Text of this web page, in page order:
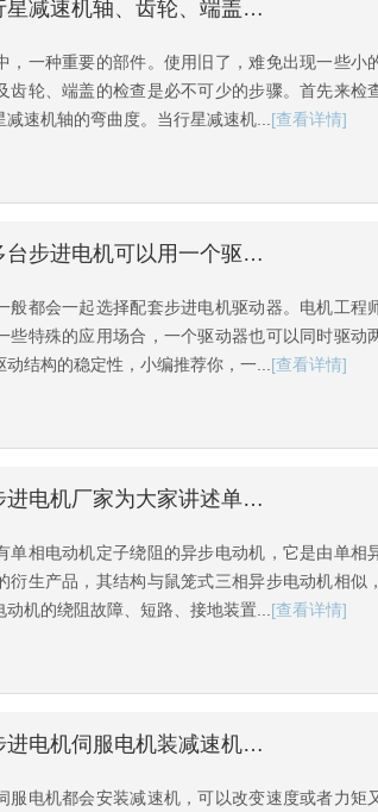
[步进电机驱动器]行星减速机轴、齿轮、端盖及油封的检测和维护知识
，一种重要的部件。使用旧了，难免出现一些小
齿轮、端盖的检查是必不可少的步骤。首先来检
速机轴的弯曲度。当行星减速机... [查看详情]
[数字伺服驱动器]多台步进电机可以用一个驱动器控制吗？
般都会一起选择配套步进电机驱动器。电机工程
些特殊的应用场合，一个驱动器也可以同时驱动
结构的稳定性，小编推荐你，一... [查看详情]
[深圳伺服驱动器]步进电机厂家为大家讲述单相异步电机与三相异步电机的区别
单相电动机定子绕阻的异步电动机，它是由单相
衍生产品，其结构与鼠笼式三相异步电动机相似
机的绕阻故障、短路、接地装置... [查看详情]
[变频伺服驱动器]步进电机伺服电机装减速机的方法
服电机都会安装减速机，可以改变速度或者力矩